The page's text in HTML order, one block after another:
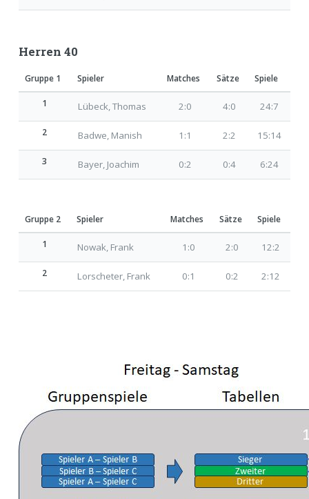
Herren 40
Gruppe 1 Spieler Matches Sätze Spiele
1 Lübeck, Thomas 2:0 4:0 24:7
2 Badwe, Manish 1:1 2:2 15:14
3 Bayer, Joachim 0:2 0:4 6:24
Gruppe 2 Spieler Matches Sätze Spiele
1 Nowak, Frank 1:0 2:0 12:2
2 Lorscheter, Frank 0:1 0:2 2:12